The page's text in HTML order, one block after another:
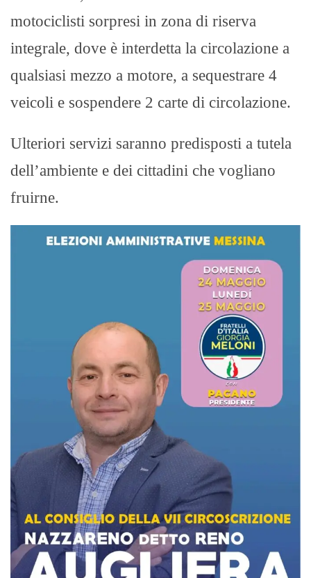
motociclisti sorpresi in zona di riserva
integrale, dove è interdetta la circolazione a
qualsiasi mezzo a motore, a sequestrare 4
veicoli e sospendere 2 carte di circolazione.
Ulteriori servizi saranno predisposti a tutela
dell’ambiente e dei cittadini che vogliano
fruirne.